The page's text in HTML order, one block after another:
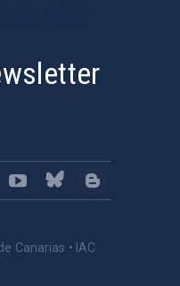
Canarias • IAC